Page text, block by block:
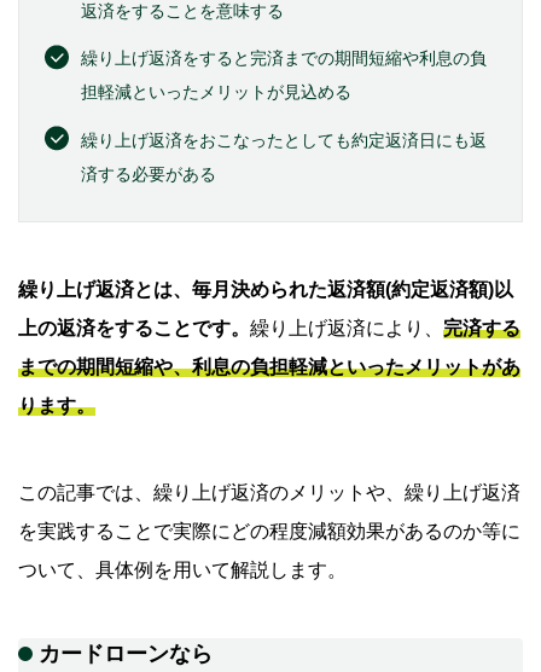
返済をすることを意味する
繰り上げ返済をすると完済までの期間短縮や利息の負
担軽減といったメリットが見込める
繰り上げ返済をおこなったとしても約定返済日にも返
済する必要がある
繰り上げ返済とは、毎月決められた返済額(約定返済額)以
上の返済をすることです。 繰り上げ返済により、 完済する
までの期間短縮や、利息の負担軽減といったメリットがあ
ります。
この記事では、繰り上げ返済のメリットや、繰り上げ返済
を実践することで実際にどの程度減額効果があるのか等に
ついて、具体例を用いて解説します。
カードローンなら